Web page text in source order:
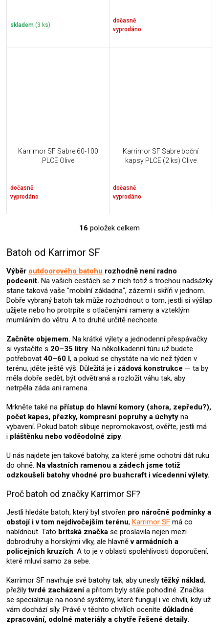
skladem (3 ks)
dočasně
vyprodáno
Karrimor SF Sabre 60-100
PLCE Olive
dočasně
vyprodáno
Karrimor SF Sabre boční
kapsy PLCE (2 ks) Olive
dočasně
vyprodáno
O
d
a
c
í
p
r
v
k
y
v
ý
p
i
16 položek celkem
Batoh od Karrimor SF
Výběr outdoorového batohu rozhodně není radno
podcenit. Na vašich cestách se z nich totiž s trochou nadsázky
stane taková vaše "mobilní základna", zázemí i skříň v jednom.
Dobře vybraný batoh tak může rozhodnout o tom, jestli si výšlap
užijete nebo ho protrpíte s otlačenými rameny a vzteklým
mumláním do větru. A to druhé určitě nechcete.
Začněte objemem. Na krátké výlety a jednodenní přespávačky
si vystačíte s 20–35 litry. Na několikadenní túru už budete
potřebovat 40–60 l, a pokud se chystáte na víc než týden v
terénu, jděte ještě výš. Důležitá je i zádová konstrukce — ta by
měla dobře sedět, být odvětraná a rozložit váhu tak, aby
netrpěla záda ani ramena.
Mrkněte také na přístup do hlavní komory (shora, zepředu?),
počet kapes, přezky, kompresní popruhy a úchyty na
vybavení. Pokud batoh slibuje nepromokavost, ověřte, jestli má
i pláštěnku nebo voděodolné zipy.
U nás najdete jen takové batohy, za které jsme ochotni dát ruku
do ohně. Na vlastních ramenou a zádech jsme totiž
odzkoušeli batohy vhodné pro bushcraft i vícedenní výlety.
Proč batoh od značky Karrimor SF?
Jestli hledáte batoh, který byl stvořen pro náročné podmínky a
obstojí i v tom nejdivočejším terénu, Karrimor SF má co
nabídnout. Tato britská značka se proslavila nejen mezi
dobrodruhy a horskými vlky, ale hlavněv armádních a
policejních kruzích. A to je v oblasti spolehlivosti doporučení,
které mluví samo za sebe.
Karrimor SF navrhuje své batohy tak, aby uneslytěžký náklad,
přežilytvrdé zacházenía přitom byly stále pohodlné. Značka
se specializuje na nosné systémy, které fungují i ve chvíli, kdy už
vám dochází síly. Právě v těchto chvílích oceníte důkladné
zpracování, odolné materiály a chytře řešené detaily.